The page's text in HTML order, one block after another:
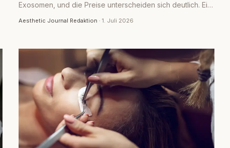
Exosomen, und die Preise unterscheiden sich deutlich. Ein
Aesthetic Journal Redaktion ·1. Juli 2026